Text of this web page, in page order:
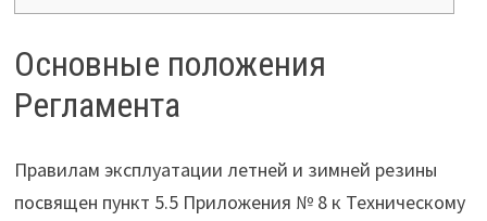
Основные положения
Регламента
Правилам эксплуатации летней и зимней резины
посвящен пункт 5.5 Приложения № 8 к Техническому